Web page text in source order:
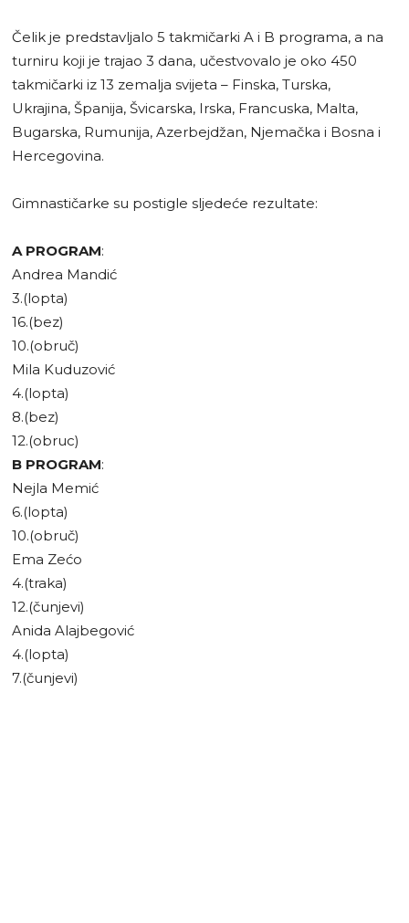
Čelik je predstavljalo 5 takmičarki A i B programa, a na
turniru koji je trajao 3 dana, učestvovalo je oko 450
takmičarki iz 13 zemalja svijeta – Finska, Turska,
Ukrajina, Španija, Švicarska, Irska, Francuska, Malta,
Bugarska, Rumunija, Azerbejdžan, Njemačka i Bosna i
Hercegovina.
Gimnastičarke su postigle sljedeće rezultate:
A PROGRAM:
Andrea Mandić
3.(lopta)
16.(bez)
10.(obruč)
Mila Kuduzović
4.(lopta)
8.(bez)
12.(obruc)
B PROGRAM:
Nejla Memić
6.(lopta)
10.(obruč)
Ema Zećo
4.(traka)
12.(čunjevi)
Anida Alajbegović
4.(lopta)
7.(čunjevi)